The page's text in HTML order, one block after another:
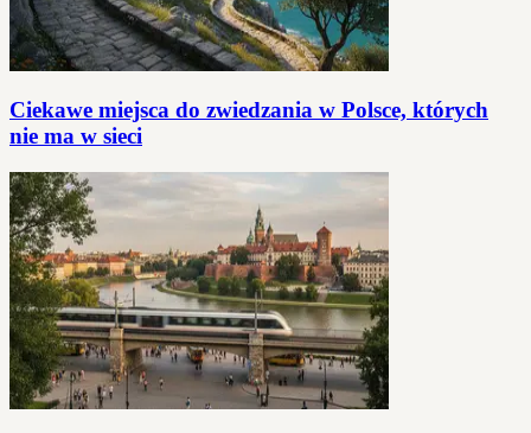
Ciekawe miejsca do zwiedzania w Polsce, których
nie ma w sieci